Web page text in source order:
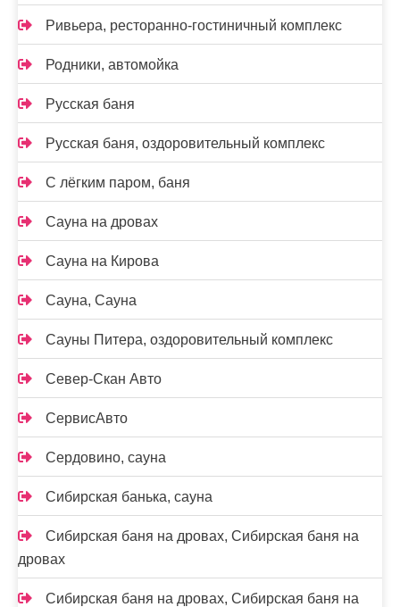
Ривьера, ресторанно-гостиничный комплекс
Родники, автомойка
Русская баня
Русская баня, оздоровительный комплекс
С лёгким паром, баня
Сауна на дровах
Сауна на Кирова
Сауна, Сауна
Сауны Питера, оздоровительный комплекс
Север-Скан Авто
СервисАвто
Сердовино, сауна
Сибирская банька, сауна
Сибирская баня на дровах, Сибирская баня на
дровах
Сибирская баня на дровах, Сибирская баня на